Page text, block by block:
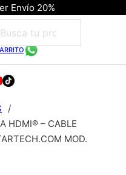
Envío 20%
/
HDMI® – CABLE
MOD.